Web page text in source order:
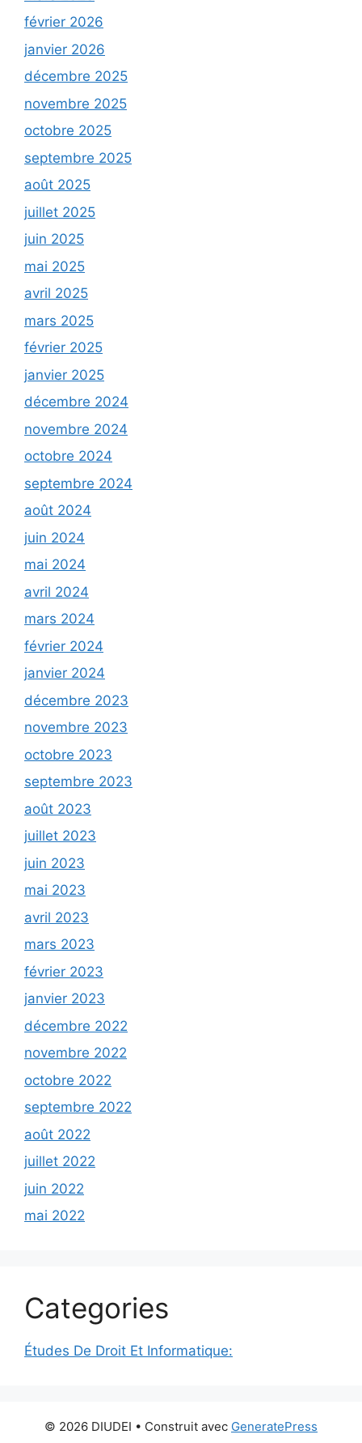
février 2026
janvier 2026
décembre 2025
novembre 2025
octobre 2025
septembre 2025
août 2025
juillet 2025
juin 2025
mai 2025
avril 2025
mars 2025
février 2025
janvier 2025
décembre 2024
novembre 2024
octobre 2024
septembre 2024
août 2024
juin 2024
mai 2024
avril 2024
mars 2024
février 2024
janvier 2024
décembre 2023
novembre 2023
octobre 2023
septembre 2023
août 2023
juillet 2023
juin 2023
mai 2023
avril 2023
mars 2023
février 2023
janvier 2023
décembre 2022
novembre 2022
octobre 2022
septembre 2022
août 2022
juillet 2022
juin 2022
mai 2022
Categories
Études De Droit Et Informatique:
© 2026 DIUDEI • Construit avec GeneratePress